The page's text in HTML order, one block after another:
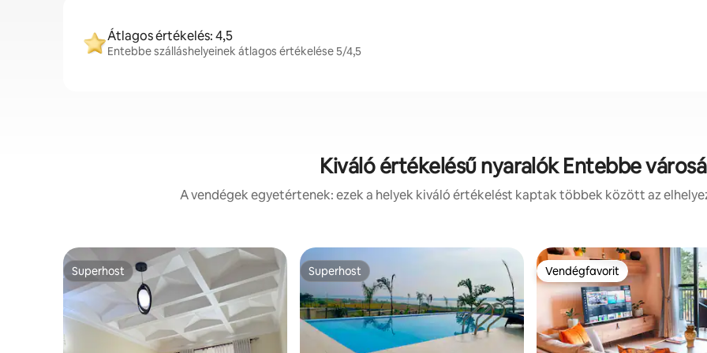
Átlagos értékelés: 4,5
Entebbe szálláshelyeinek átlagos értékelése 5/4,5
Kiváló értékelésű nyaralók Entebbe
A vendégek egyetértenek: ezek a helyek kiváló értékelést kaptak többek között az
Superhost
Superhost Superhost
Superhost Vendégfavorit
Vendégfavorit